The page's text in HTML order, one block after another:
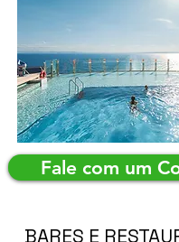
Fale com um
BARES E